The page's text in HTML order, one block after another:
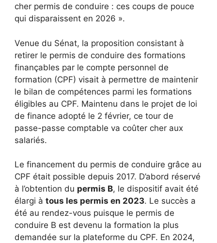
cher permis de conduire : ces coups de pouce
qui disparaissent en 2026 ».
Venue du Sénat, la proposition consistant à
retirer le permis de conduire des formations
finançables par le compte personnel de
formation (CPF) visait à permettre de maintenir
le bilan de compétences parmi les formations
éligibles au CPF. Maintenu dans le projet de loi
de finance adopté le 2 février, ce tour de
passe-passe comptable va coûter cher aux
salariés.
Le financement du permis de conduire grâce au
CPF était possible depuis 2017. D’abord réservé
à l’obtention du permis B, le dispositif avait été
élargi à tous les permis en 2023. Le succès a
été au rendez-vous puisque le permis de
conduire B est devenu la formation la plus
demandée sur la plateforme du CPF. En 2024,